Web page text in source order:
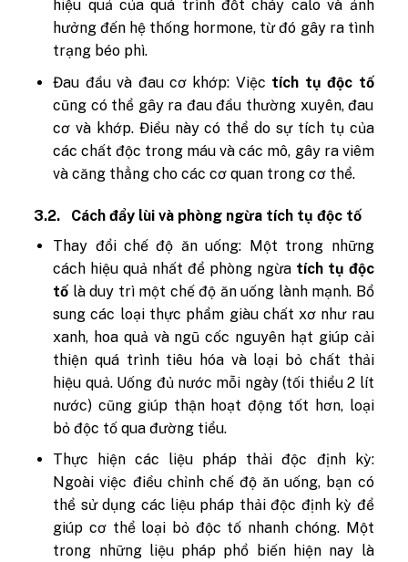
hiệu quả của quá trình đốt cháy calo và ảnh
hưởng đến hệ thống hormone, từ đó gây ra tình
trạng béo phì.
Đau đầu và đau cơ khớp: Việc tích tụ độc tố
cũng có thể gây ra đau đầu thường xuyên, đau
cơ và khớp. Điều này có thể do sự tích tụ của
các chất độc trong máu và các mô, gây ra viêm
và căng thẳng cho các cơ quan trong cơ thể.
3.2.
Cách đẩy lùi và phòng ngừa tích tụ độc tố
Thay đổi chế độ ăn uống: Một trong những
cách hiệu quả nhất để phòng ngừa tích tụ độc
tố là duy trì một chế độ ăn uống lành mạnh. Bổ
sung các loại thực phẩm giàu chất xơ như rau
xanh, hoa quả và ngũ cốc nguyên hạt giúp cải
thiện quá trình tiêu hóa và loại bỏ chất thải
hiệu quả. Uống đủ nước mỗi ngày (tối thiểu 2 lít
nước) cũng giúp thận hoạt động tốt hơn, loại
bỏ độc tố qua đường tiểu.
Thực hiện các liệu pháp thải độc định kỳ:
Ngoài việc điều chỉnh chế độ ăn uống, bạn có
thể sử dụng các liệu pháp thải độc định kỳ để
giúp cơ thể loại bỏ độc tố nhanh chóng. Một
trong những liệu pháp phổ biến hiện nay là